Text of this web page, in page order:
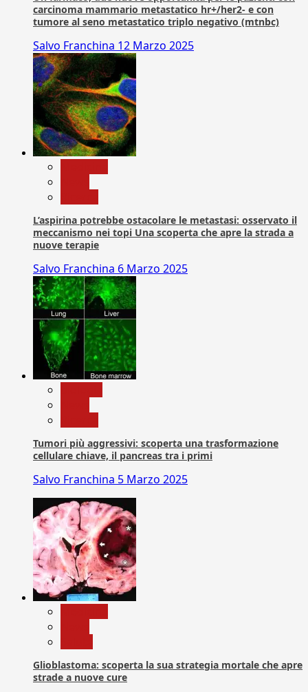
carcinoma mammario metastatico hr+/her2- e con
tumore al seno metastatico triplo negativo (mtnbc)
Salvo Franchina 12 Marzo 2025
L’aspirina potrebbe ostacolare le metastasi: osservato il
meccanismo nei topi Una scoperta che apre la strada a
nuove terapie
Salvo Franchina 6 Marzo 2025
Tumori più aggressivi: scoperta una trasformazione
cellulare chiave, il pancreas tra i primi
Salvo Franchina 5 Marzo 2025
Glioblastoma: scoperta la sua strategia mortale che apre
strade a nuove cure